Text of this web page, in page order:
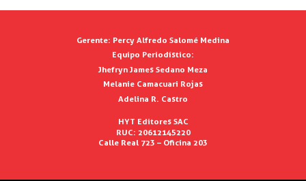
Gerente: Percy Alfredo Salomé Medina
Equipo Periodístico:
Jhefryn James Sedano Meza
Melanie Camacuari Rojas
Adelina R. Castro
HYT Editores SAC
RUC: 20612145220
Calle Real 723 – Oficina 203